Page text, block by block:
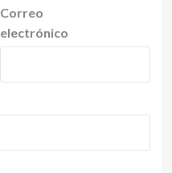
Correo
electrónico